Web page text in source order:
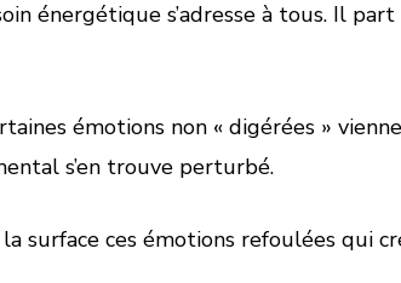
énergétique s’adresse à tous. Il
émotions non « digérées »
s’en trouve perturbé.
surface ces émotions refoulées qui